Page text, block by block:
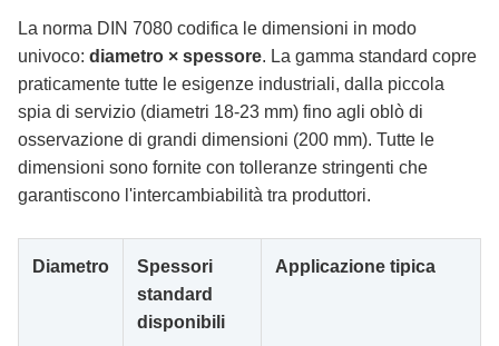
La norma DIN 7080 codifica le dimensioni in modo
univoco: diametro × spessore. La gamma standard copre
praticamente tutte le esigenze industriali, dalla piccola
spia di servizio (diametri 18-23 mm) fino agli oblò di
osservazione di grandi dimensioni (200 mm). Tutte le
dimensioni sono fornite con tolleranze stringenti che
garantiscono l'intercambiabilità tra produttori.
Diametro
Spessori
standard
disponibili
Applicazione tipica